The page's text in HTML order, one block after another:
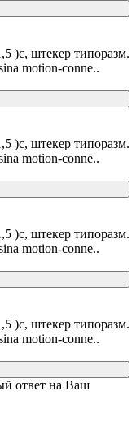
)c, штекер типоразм.
motion-conne..
)c, штекер типоразм.
motion-conne..
)c, штекер типоразм.
motion-conne..
)c, штекер типоразм.
motion-conne..
ответ на Ваш